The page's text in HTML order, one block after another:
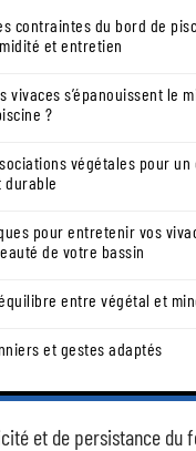
contraintes du bord de
et entretien
vivaces s’épanouissent le
?
végétales pour un
durable
pour entretenir vos
de votre bassin
entre végétal et
et gestes adaptés
et de persistance du